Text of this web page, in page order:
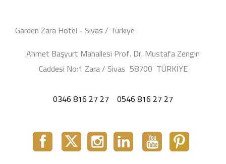
Garden Zara Hotel - Sivas / Türkiye
Ahmet Başyurt Mahallesi Prof. Dr. Mustafa Zengin
Caddesi No:1 Zara / Sivas 58700 TÜRKİYE
0346 816 27 27 0546 816 27 27